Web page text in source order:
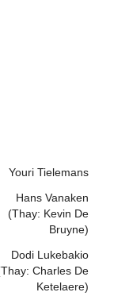
Youri Tielemans
Hans Vanaken
(Thay: Kevin De
Bruyne)
Dodi Lukebakio
Charles De
Ketelaere)